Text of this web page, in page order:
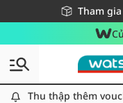
Tham
Miễn phí
Giao hàng nhanh
Thu thập thêm